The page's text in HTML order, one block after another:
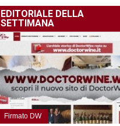
EDITORIALE DELLA
SETTIMANA
Firmato DW